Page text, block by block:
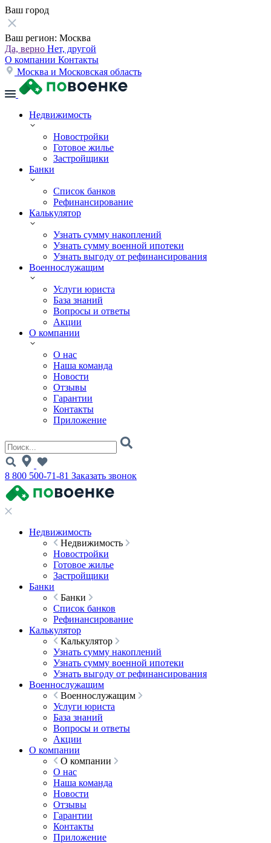
Ваш город
Ваш регион: Москва
Да, верно Нет, другой
О компании Контакты
Москва и Московская область
Недвижимость
Новостройки
Готовое жилье
Застройщики
Банки
Список банков
Рефинансирование
Калькулятор
Узнать сумму накоплений
Узнать сумму военной ипотеки
Узнать выгоду от рефинансирования
Военнослужащим
Услуги юриста
База знаний
Вопросы и ответы
Акции
О компании
О нас
Наша команда
Новости
Отзывы
Гарантии
Контакты
Приложение
8 800 500-71-81 Заказать звонок
Недвижимость
Недвижимость
Новостройки
Готовое жилье
Застройщики
Банки
Банки
Список банков
Рефинансирование
Калькулятор
Калькулятор
Узнать сумму накоплений
Узнать сумму военной ипотеки
Узнать выгоду от рефинансирования
Военнослужащим
Военнослужащим
Услуги юриста
База знаний
Вопросы и ответы
Акции
О компании
О компании
О нас
Наша команда
Новости
Отзывы
Гарантии
Контакты
Приложение